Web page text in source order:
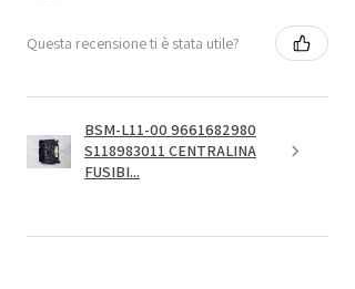
Questa recensione ti è stata utile?
BSM-L11-00 9661682980
S118983011 CENTRALINA
FUSIBI...